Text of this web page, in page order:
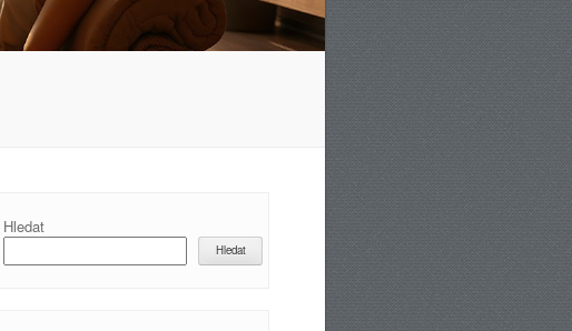
Hledat
Hledat